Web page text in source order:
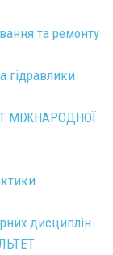
та ремонту
гідравлики
МІЖНАРОДНОЇ
дисциплін